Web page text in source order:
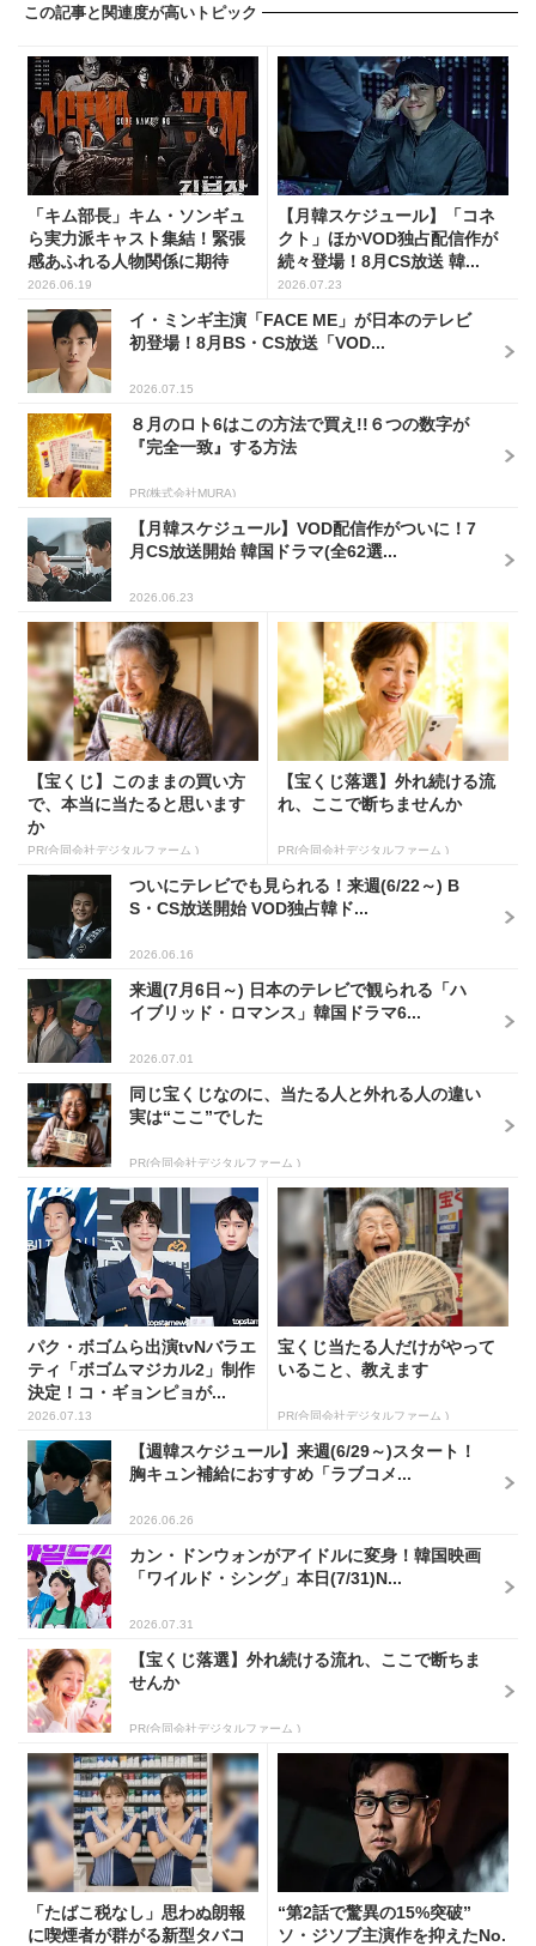
この記事と関連度が高いトピック
「キム部長」キム・ソンギュ
ら実力派キャスト集結！緊張
感あふれる人物関係に期待
2026.06.19
【月韓スケジュール】「コネ
クト」ほかVOD独占配信作が
続々登場！8月CS放送 韓...
2026.07.23
イ・ミンギ主演「FACE ME」が日本のテレビ
初登場！8月BS・CS放送「VOD...
2026.07.15
８月のロト6はこの方法で買え!!６つの数字が
『完全一致』する方法
PR(株式会社MURA)
【月韓スケジュール】VOD配信作がついに！7
月CS放送開始 韓国ドラマ(全62選...
2026.06.23
【宝くじ】このままの買い方
で、本当に当たると思います
か
PR(合同会社デジタルファーム )
【宝くじ落選】外れ続ける流
れ、ここで断ちませんか
PR(合同会社デジタルファーム )
ついにテレビでも見られる！来週(6/22～) B
S・CS放送開始 VOD独占韓ド...
2026.06.16
来週(7月6日～) 日本のテレビで観られる「ハ
イブリッド・ロマンス」韓国ドラマ6...
2026.07.01
同じ宝くじなのに、当たる人と外れる人の違い
実は“ここ”でした
PR(合同会社デジタルファーム )
パク・ボゴムら出演tvNバラエ
ティ「ボゴムマジカル2」制作
決定！コ・ギョンピョが...
2026.07.13
宝くじ当たる人だけがやって
いること、教えます
PR(合同会社デジタルファーム )
【週韓スケジュール】来週(6/29～)スタート！
胸キュン補給におすすめ「ラブコメ...
2026.06.26
カン・ドンウォンがアイドルに変身！韓国映画
「ワイルド・シング」本日(7/31)N...
2026.07.31
【宝くじ落選】外れ続ける流れ、ここで断ちま
せんか
PR(合同会社デジタルファーム )
「たばこ税なし」思わぬ朗報
に喫煙者が群がる新型タバコ
“第2話で驚異の15%突破”
ソ・ジソブ主演作を抑えたNo.